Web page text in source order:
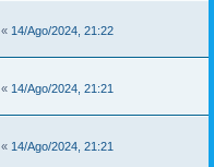
« 14/Ago/2024, 21:22
« 14/Ago/2024, 21:21
« 14/Ago/2024, 21:21